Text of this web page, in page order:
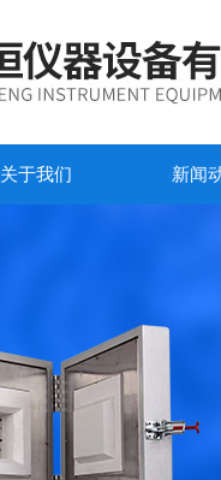
关于我们 新闻